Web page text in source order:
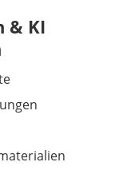
& KI